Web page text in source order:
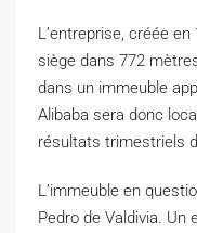
L’entreprise, créée
siège dans 772
dans un immeuble
Alibaba sera donc
résultats trimestriels
L’immeuble en
Pedro de Valdivia. Un